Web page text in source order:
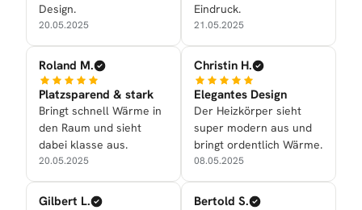
Design.
20.05.2025
Roland M.
Platzsparend & stark
Bringt schnell Wärme in
den Raum und sieht
dabei klasse aus.
20.05.2025
Gilbert L.
Eindruck.
21.05.2025
Christin H.
Elegantes Design
Der Heizkörper sieht
super modern aus und
bringt ordentlich Wärme.
08.05.2025
Bertold S.